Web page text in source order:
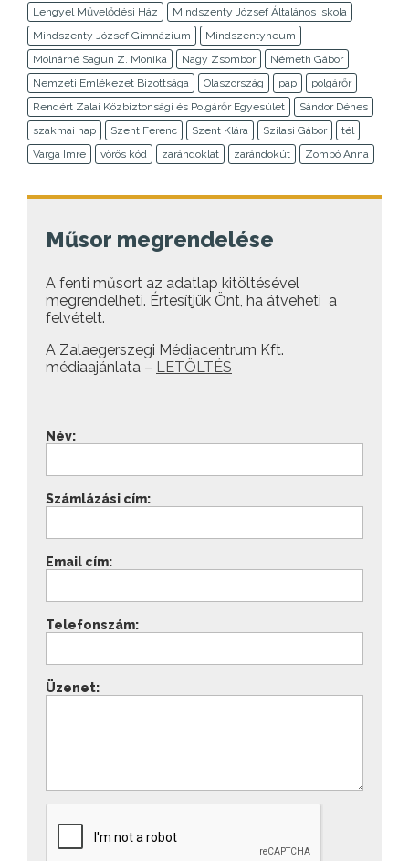
Lengyel Művelődési Ház
Mindszenty József Általános Iskola
Mindszenty József Gimnázium
Mindszentyneum
Molnárné Sagun Z. Monika
Nagy Zsombor
Németh Gábor
Nemzeti Emlékezet Bizottsága
Olaszország pap
polgárőr
Rendért Zalai Közbiztonsági és Polgárőr Egyesület
Sándor Dénes
szakmai nap
Szent Ferenc Szent Klára Szilasi Gábor
tél
Varga Imre
vörös kód zarándoklat zarándokút Zombó Anna
Műsor megrendelése
A fenti műsort az adatlap kitöltésével
megrendelheti. Értesítjük Önt, ha átveheti a
felvételt.
A Zalaegerszegi Médiacentrum Kft.
médiaajánlata – LETÖLTÉS
Név:
Számlázási cím:
Email cím:
Telefonszám:
Üzenet: